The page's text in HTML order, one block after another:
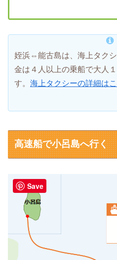
姪浜⇔能古島は、海上タク
金は４人以上の乗船で大人
す。 海上タクシーの詳細は
高速船で小呂島へ行く
Save